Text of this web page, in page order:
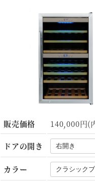
販売価格 140,000円(
ドアの開き
カラー